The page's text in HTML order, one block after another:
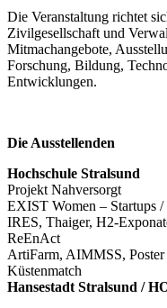
Die Veranstaltung richtet
Zivilgesellschaft und
Mitmachangebote,
Forschung, Bildung,
Entwicklungen.
Die Ausstellenden
Hochschule Stralsund
Projekt Nahversorgt
EXIST Women – Startups /
IRES, Thaiger, H2-
ReEnAct
ArtiFarm, AIMMSS, Poster
Küstenmatch
Hansestadt Stralsund /